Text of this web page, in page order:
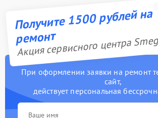
Получите 1500 рублей на
ремонт
Акция сервисного центра Smeg
При оформлении заявки на ремонт
сайт,
действует персональная